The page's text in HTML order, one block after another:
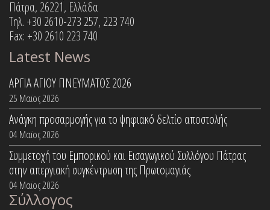
Πάτρα, 26221, Ελλάδα
Τηλ. +30 2610-273 257, 223 740
Fax: +30 2610 223 740
Latest News
ΑΡΓΙΑ ΑΓΙΟΥ ΠΝΕΥΜΑΤΟΣ 2026
25 Μαϊος 2026
Ανάγκη προσαρμογής για το ψηφιακό δελτίο αποστολής
04 Μαϊος 2026
Συμμετοχή του Εμπορικού και Εισαγωγικού Συλλόγου Πάτρας
στην απεργιακή συγκέντρωση της Πρωτομαγιάς
04 Μαϊος 2026
Σύλλογος